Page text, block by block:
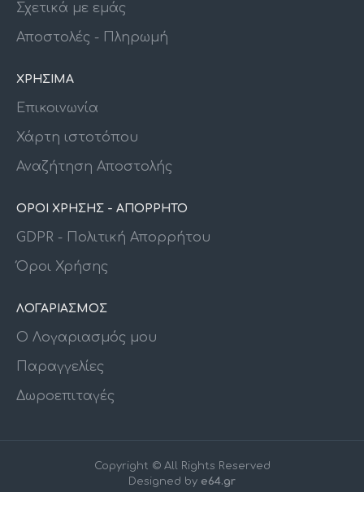
Σχετικά με εμάς
Αποστολές - Πληρωμή
ΧΡΗΣΙΜΑ
Επικοινωνία
Χάρτη ιστοτόπου
Αναζήτηση Αποστολής
ΟΡΟΙ ΧΡΗΣΗΣ - ΑΠΟΡΡΗΤΟ
GDPR - Πολιτική Απορρήτου
Όροι Χρήσης
ΛΟΓΑΡΙΑΣΜΟΣ
Ο Λογαριασμός μου
Παραγγελίες
Δωροεπιταγές
Copyright © All Rights Reserved
Designed by e64.gr